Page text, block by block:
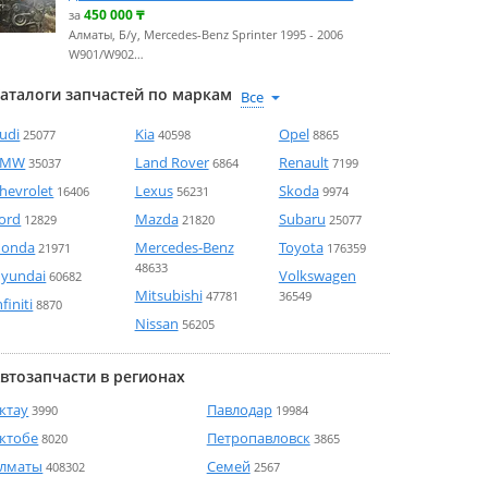
за450 000₸
Алматы, Б/у, Mercedes-Benz Sprinter 1995 - 2006
W901/W902…
запчастей по маркам
25077
35037
16406
12829
21971
60682
8870
Kia 40598
Land Rover 6864
Lexus 56231
Mazda 21820
Mercedes-Benz
48633
Mitsubishi 47781
Nissan 56205
Opel 8865
Renault 7199
Skoda 9974
Subaru 25077
Toyota 176359
Volkswagen
36549
в регионах
3990
8020
408302
Павлодар 19984
Петропавловск 3865
Семей 2567